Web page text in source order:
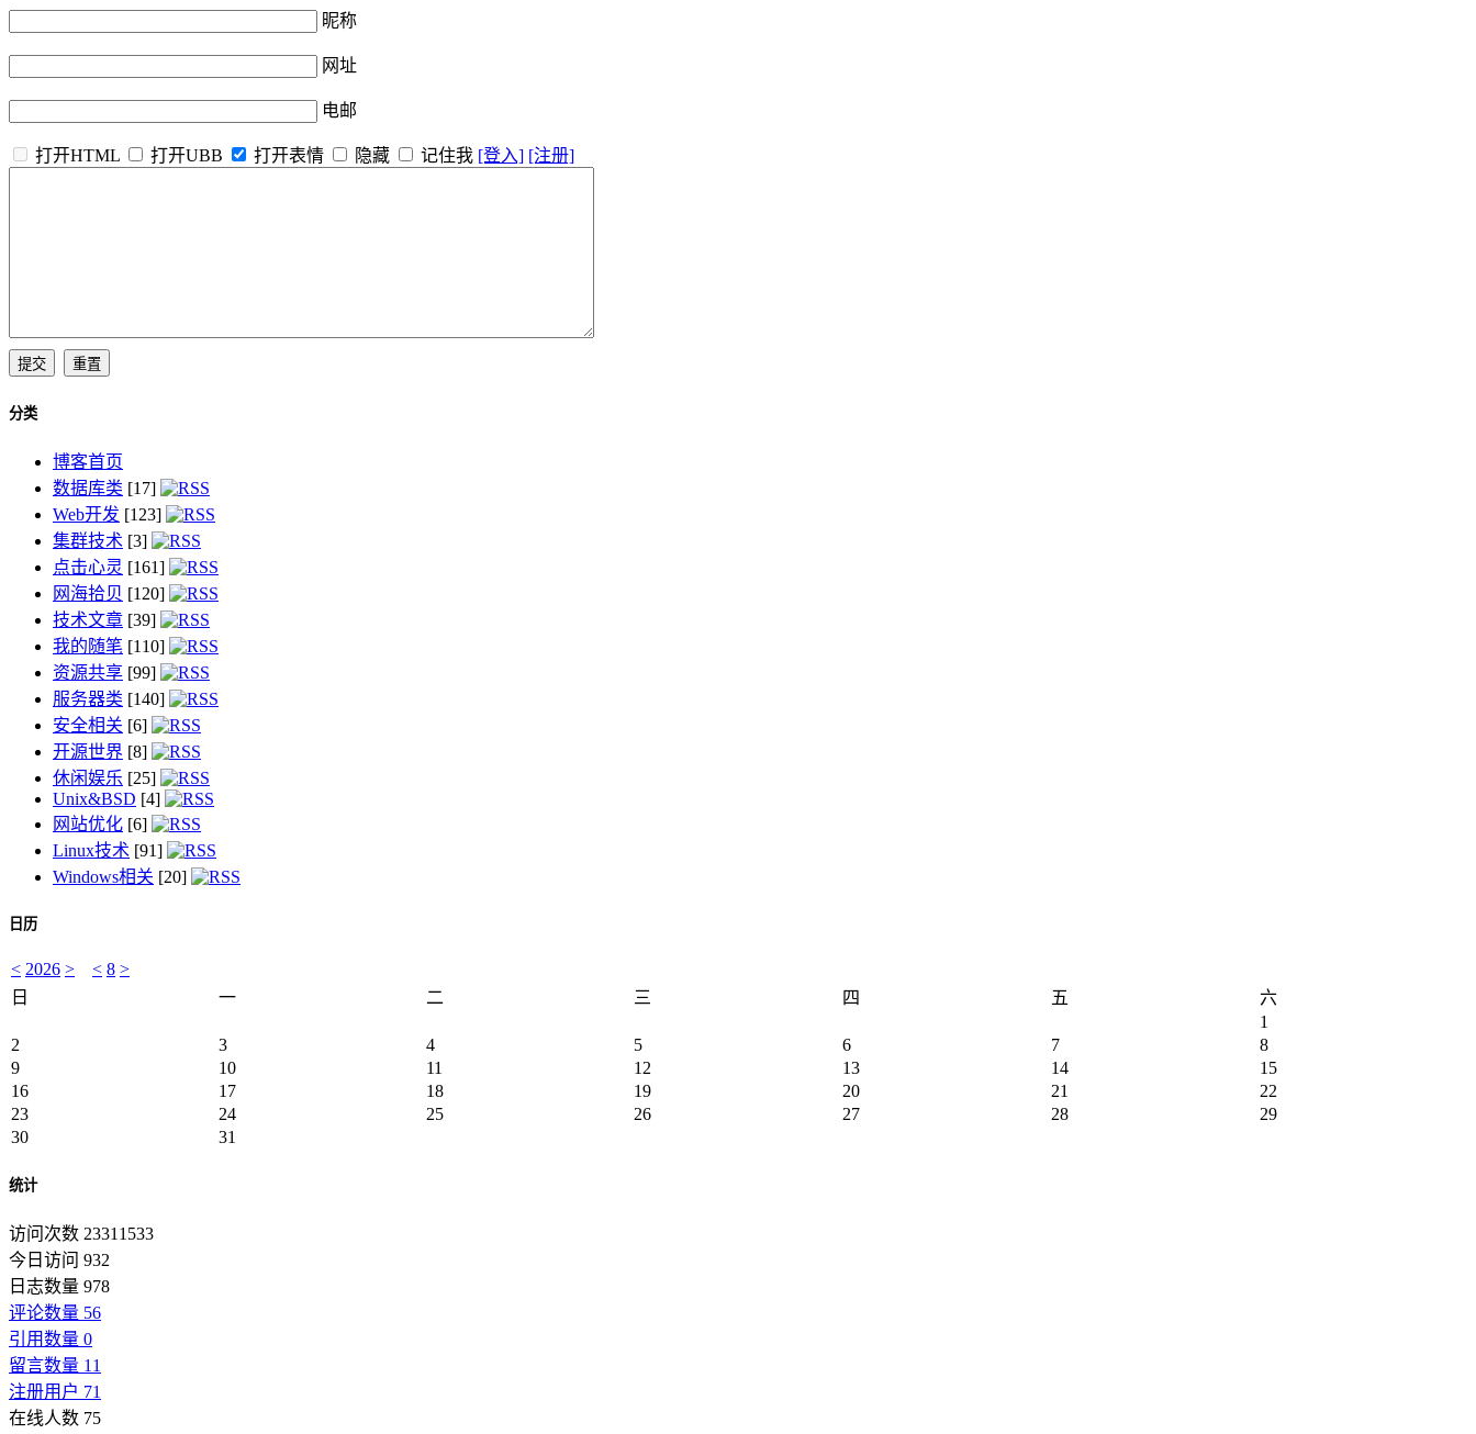
昵称
网址
电邮
打开HTML 打开UBB 打开表情 隐藏 记住我 [登入] [注册]
分类
博客首页
数据库类 [17]
Web开发 [123]
集群技术 [3]
点击心灵 [161]
网海拾贝 [120]
技术文章 [39]
我的随笔 [110]
资源共享 [99]
服务器类 [140]
安全相关 [6]
开源世界 [8]
休闲娱乐 [25]
Unix&BSD [4]
网站优化 [6]
Linux技术 [91]
Windows相关 [20]
日历
< 2026 > < 8 >
日
一 二 三 四 五
六
1
2
3 4 5 6 7
8
9
10 11 12 13 14
15
16
17 18 19 20 21
22
23
24 25 26 27 28
29
30
31
统计
访问次数 23311533
今日访问 932
日志数量 978
评论数量 56
引用数量 0
留言数量 11
注册用户 71
在线人数 75